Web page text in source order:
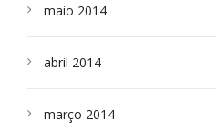
maio 2014
abril 2014
março 2014